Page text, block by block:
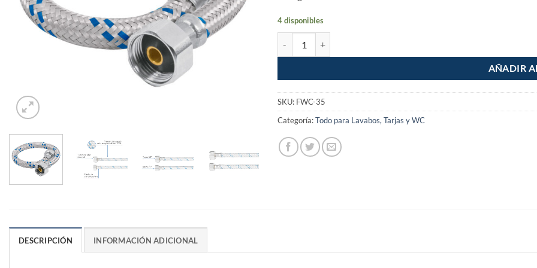
4 disponibles
AÑADIR
SKU: FWC-35
Categoría:Todo para Lavabos, Tarjas y WC
DESCRIPCIÓN INFORMACIÓN ADICIONAL